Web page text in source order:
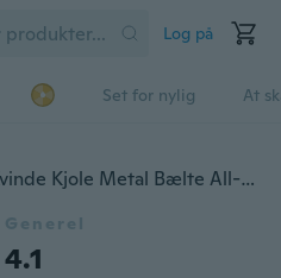
Log på
Set for nylig At
Enkel Retro Kæde Bælter Kvinde Kjole Metal Bælte All-match Holiday Party Smykker
Generel
4.1